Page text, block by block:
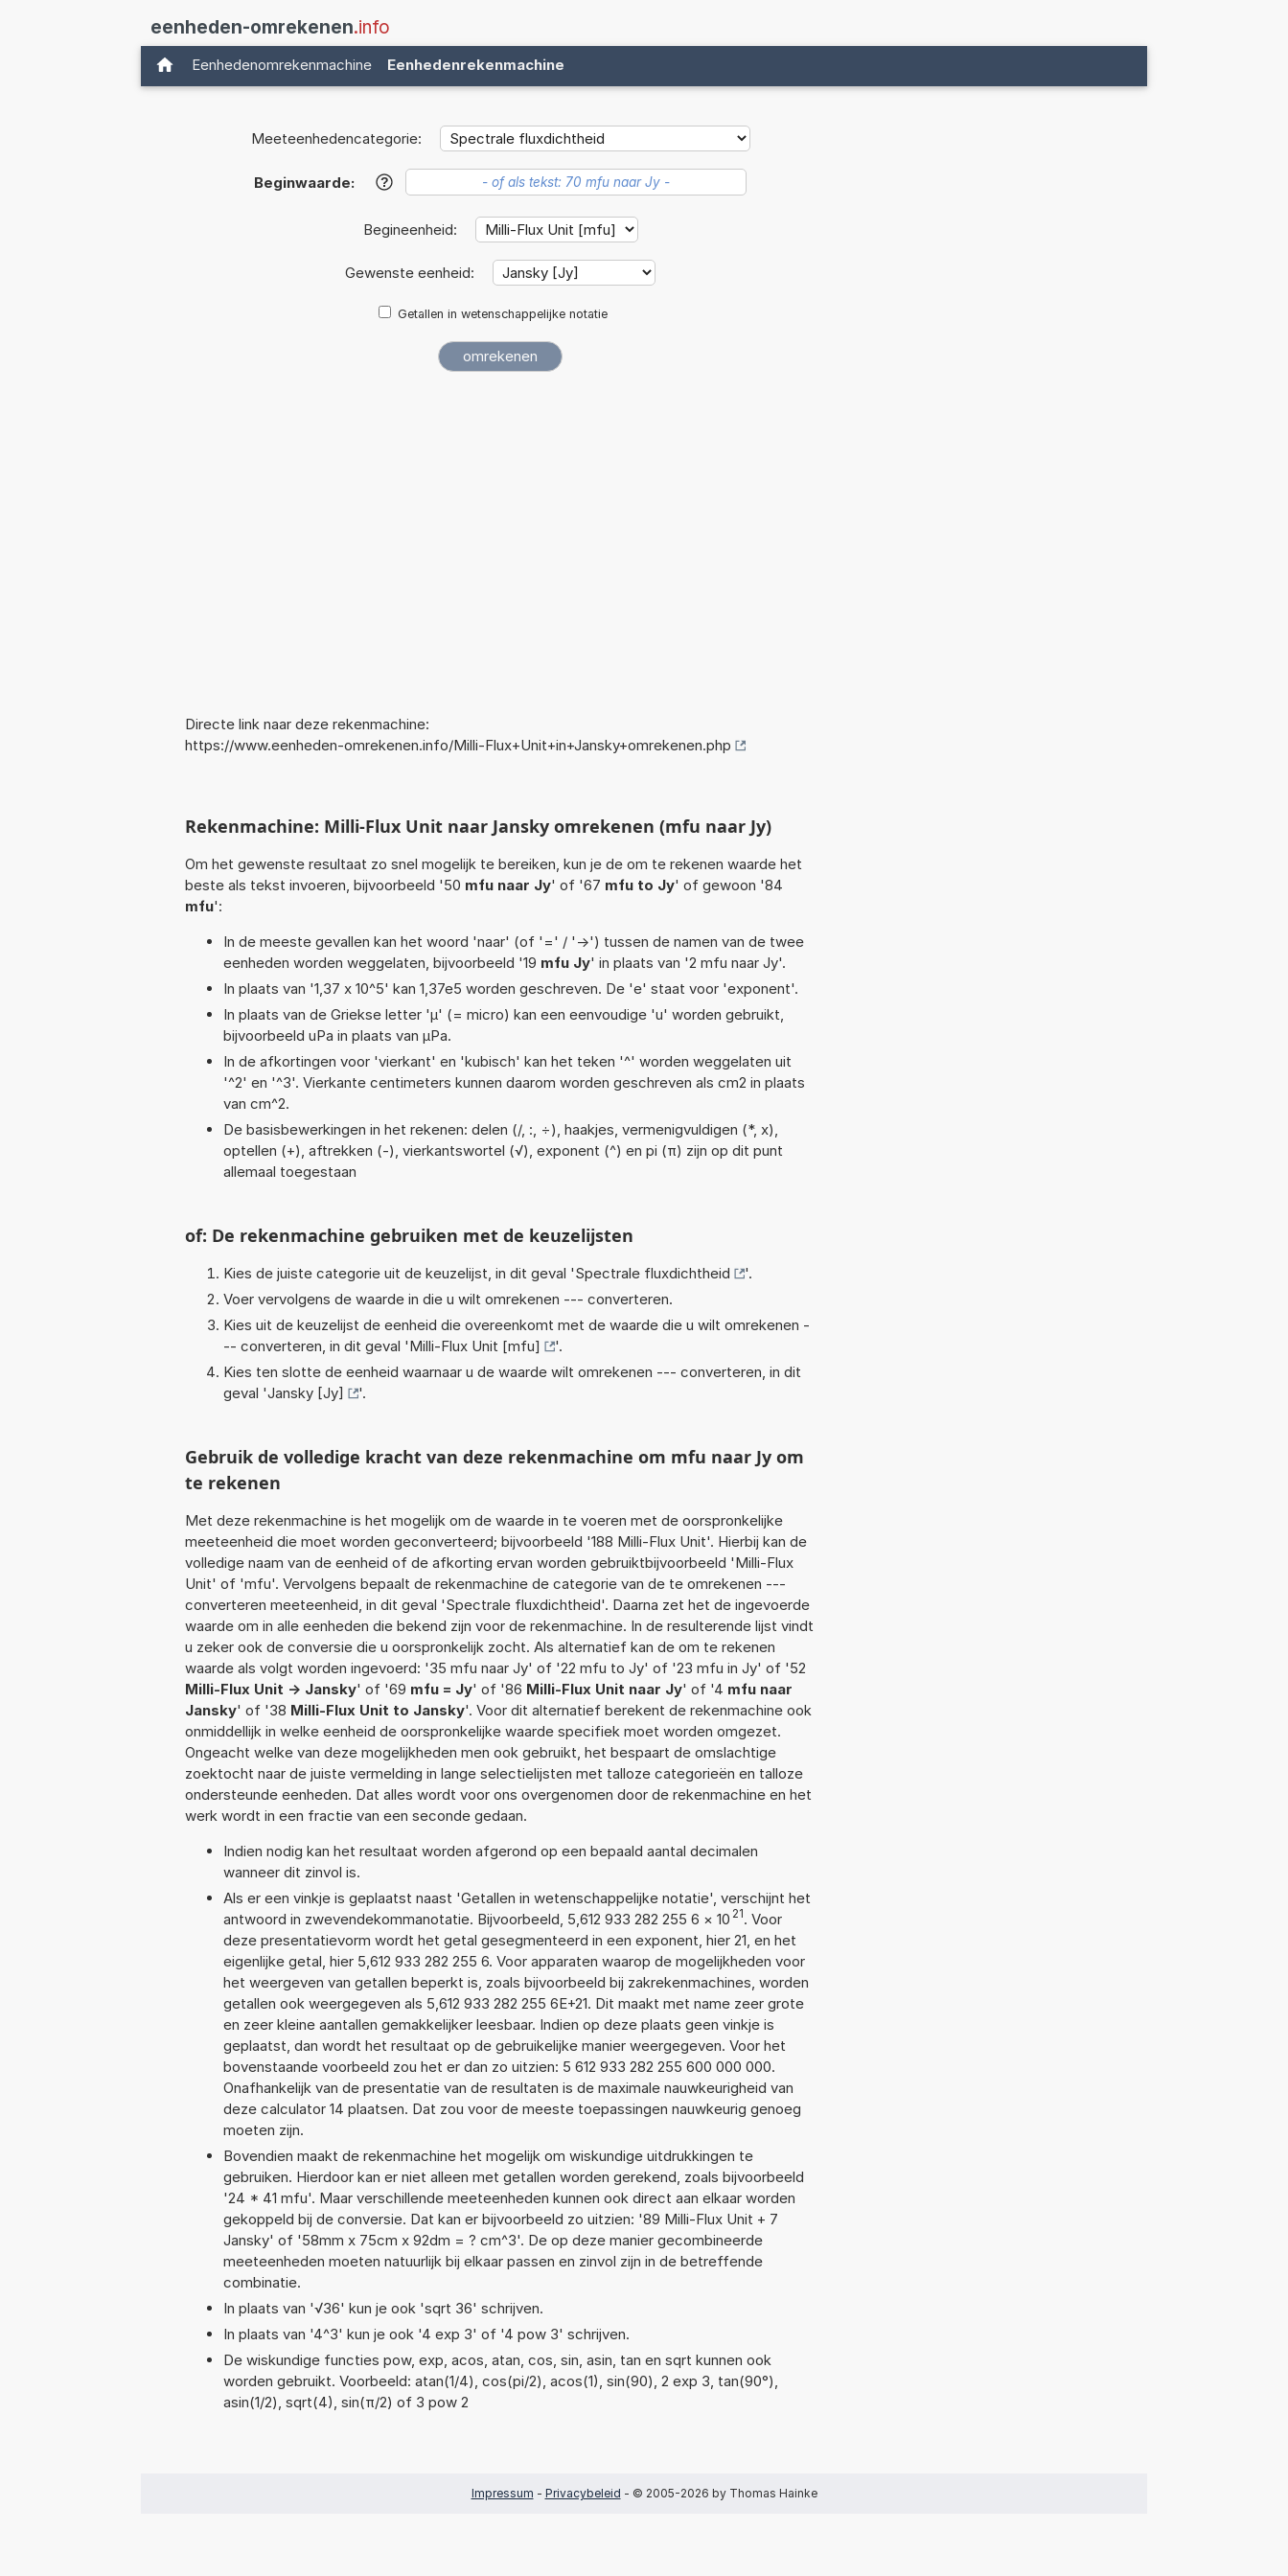
eenheden-omrekenen.info
Eenhedenomrekenmachine Eenhedenrekenmachine
Meeteenhedencategorie:
Beginwaarde: ?
Begineenheid:
Gewenste eenheid:
Getallen in wetenschappelijke notatie
Directe link naar deze rekenmachine:
https://www.eenheden-omrekenen.info/Milli-Flux+Unit+in+Jansky+omrekenen.php
Rekenmachine: Milli-Flux Unit naar Jansky omrekenen (mfu naar Jy)
Om het gewenste resultaat zo snel mogelijk te bereiken, kun je de om te rekenen waarde het
beste als tekst invoeren, bijvoorbeeld '50 mfu naar Jy' of '67 mfu to Jy' of gewoon '84
mfu':
In de meeste gevallen kan het woord 'naar' (of '=' / '->') tussen de namen van de twee
eenheden worden weggelaten, bijvoorbeeld '19 mfu Jy' in plaats van '2 mfu naar Jy'.
In plaats van '1,37 x 10^5' kan 1,37e5 worden geschreven. De 'e' staat voor 'exponent'.
In plaats van de Griekse letter 'µ' (= micro) kan een eenvoudige 'u' worden gebruikt,
bijvoorbeeld uPa in plaats van µPa.
In de afkortingen voor 'vierkant' en 'kubisch' kan het teken '^' worden weggelaten uit
'^2' en '^3'. Vierkante centimeters kunnen daarom worden geschreven als cm2 in plaats
van cm^2.
De basisbewerkingen in het rekenen: delen (/, :, ÷), haakjes, vermenigvuldigen (*, x),
optellen (+), aftrekken (-), vierkantswortel (√), exponent (^) en pi (π) zijn op dit punt
allemaal toegestaan
of: De rekenmachine gebruiken met de keuzelijsten
Kies de juiste categorie uit de keuzelijst, in dit geval 'Spectrale fluxdichtheid
'.
Voer vervolgens de waarde in die u wilt omrekenen --- converteren.
Kies uit de keuzelijst de eenheid die overeenkomt met de waarde die u wilt omrekenen -
-- converteren, in dit geval 'Milli-Flux Unit [mfu]
'.
Kies ten slotte de eenheid waarnaar u de waarde wilt omrekenen --- converteren, in dit
geval 'Jansky [Jy] '.
Gebruik de volledige kracht van deze rekenmachine om mfu naar Jy om
te rekenen
Met deze rekenmachine is het mogelijk om de waarde in te voeren met de oorspronkelijke
meeteenheid die moet worden geconverteerd; bijvoorbeeld '188 Milli-Flux Unit'. Hierbij kan de
volledige naam van de eenheid of de afkorting ervan worden gebruiktbijvoorbeeld 'Milli-Flux
Unit' of 'mfu'. Vervolgens bepaalt de rekenmachine de categorie van de te omrekenen ---
converteren meeteenheid, in dit geval 'Spectrale fluxdichtheid'. Daarna zet het de ingevoerde
waarde om in alle eenheden die bekend zijn voor de rekenmachine. In de resulterende lijst vindt
u zeker ook de conversie die u oorspronkelijk zocht. Als alternatief kan de om te rekenen
waarde als volgt worden ingevoerd: '35 mfu naar Jy' of '22 mfu to Jy' of '23 mfu in Jy' of '52
Milli-Flux Unit -> Jansky' of '69 mfu = Jy' of '86 Milli-Flux Unit naar Jy' of '4 mfu naar
Jansky' of '38 Milli-Flux Unit to Jansky'. Voor dit alternatief berekent de rekenmachine ook
onmiddellijk in welke eenheid de oorspronkelijke waarde specifiek moet worden omgezet.
Ongeacht welke van deze mogelijkheden men ook gebruikt, het bespaart de omslachtige
zoektocht naar de juiste vermelding in lange selectielijsten met talloze categorieën en talloze
ondersteunde eenheden. Dat alles wordt voor ons overgenomen door de rekenmachine en het
werk wordt in een fractie van een seconde gedaan.
Indien nodig kan het resultaat worden afgerond op een bepaald aantal decimalen
wanneer dit zinvol is.
Als er een vinkje is geplaatst naast 'Getallen in wetenschappelijke notatie', verschijnt het
antwoord in zwevendekommanotatie. Bijvoorbeeld, 5,612 933 282 255 6 × 10 21. Voor
deze presentatievorm wordt het getal gesegmenteerd in een exponent, hier 21, en het
eigenlijke getal, hier 5,612 933 282 255 6. Voor apparaten waarop de mogelijkheden voor
het weergeven van getallen beperkt is, zoals bijvoorbeeld bij zakrekenmachines, worden
getallen ook weergegeven als 5,612 933 282 255 6E+21. Dit maakt met name zeer grote
en zeer kleine aantallen gemakkelijker leesbaar. Indien op deze plaats geen vinkje is
geplaatst, dan wordt het resultaat op de gebruikelijke manier weergegeven. Voor het
bovenstaande voorbeeld zou het er dan zo uitzien: 5 612 933 282 255 600 000 000.
Onafhankelijk van de presentatie van de resultaten is de maximale nauwkeurigheid van
deze calculator 14 plaatsen. Dat zou voor de meeste toepassingen nauwkeurig genoeg
moeten zijn.
Bovendien maakt de rekenmachine het mogelijk om wiskundige uitdrukkingen te
gebruiken. Hierdoor kan er niet alleen met getallen worden gerekend, zoals bijvoorbeeld
'24 * 41 mfu'. Maar verschillende meeteenheden kunnen ook direct aan elkaar worden
gekoppeld bij de conversie. Dat kan er bijvoorbeeld zo uitzien: '89 Milli-Flux Unit + 7
Jansky' of '58mm x 75cm x 92dm = ? cm^3'. De op deze manier gecombineerde
meeteenheden moeten natuurlijk bij elkaar passen en zinvol zijn in de betreffende
combinatie.
In plaats van '√36' kun je ook 'sqrt 36' schrijven.
In plaats van '4^3' kun je ook '4 exp 3' of '4 pow 3' schrijven.
De wiskundige functies pow, exp, acos, atan, cos, sin, asin, tan en sqrt kunnen ook
worden gebruikt. Voorbeeld: atan(1/4), cos(pi/2), acos(1), sin(90), 2 exp 3, tan(90°),
asin(1/2), sqrt(4), sin(π/2) of 3 pow 2
Impressum - Privacybeleid - © 2005-2026 by Thomas Hainke